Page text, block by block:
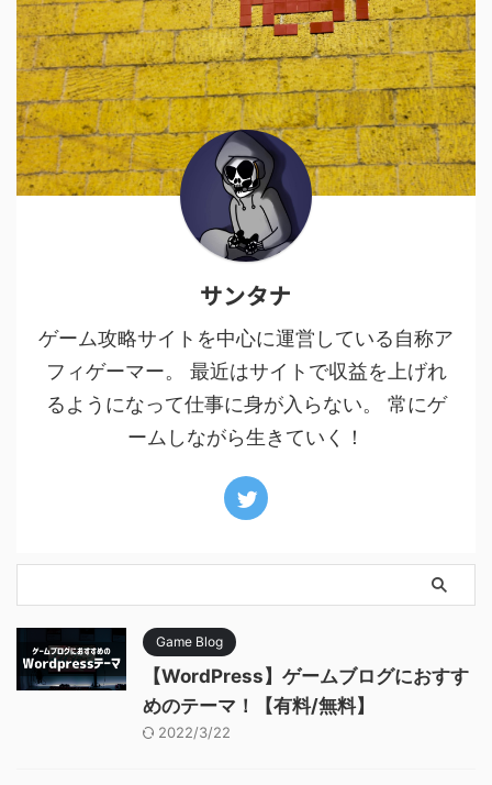
サンタナ
ゲーム攻略サイトを中心に運営している自称ア
フィゲーマー。 最近はサイトで収益を上げれ
るようになって仕事に身が入らない。 常にゲ
ームしながら生きていく！
Game Blog
【WordPress】ゲームブログにおすす
めのテーマ！【有料/無料】
2022/3/22